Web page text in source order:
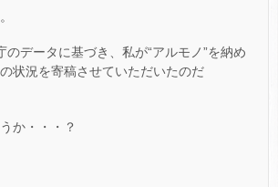
のデータに基づき、私が“アルモノ”を納め
状況を寄稿させていただいたのだ
か・・・？